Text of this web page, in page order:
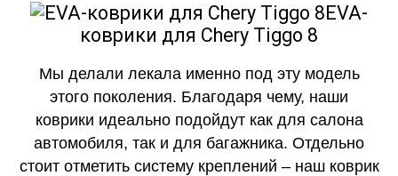
EVA-
коврики для Chery Tiggo 8
Мы делали лекала именно под эту модель
этого поколения. Благодаря чему, наши
коврики идеально подойдут как для салона
автомобиля, так и для багажника. Отдельно
стоит отметить систему креплений – наш коврик